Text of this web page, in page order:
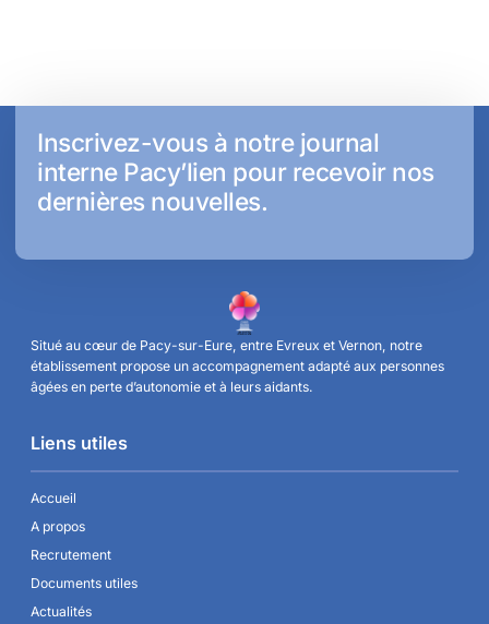
Inscrivez-vous à notre journal
interne Pacy’lien pour recevoir nos
dernières nouvelles.
Situé au cœur de Pacy-sur-Eure, entre Evreux et Vernon, notre
établissement propose un accompagnement adapté aux personnes
âgées en perte d’autonomie et à leurs aidants.
Liens utiles
Accueil
A propos
Recrutement
Documents utiles
Actualités